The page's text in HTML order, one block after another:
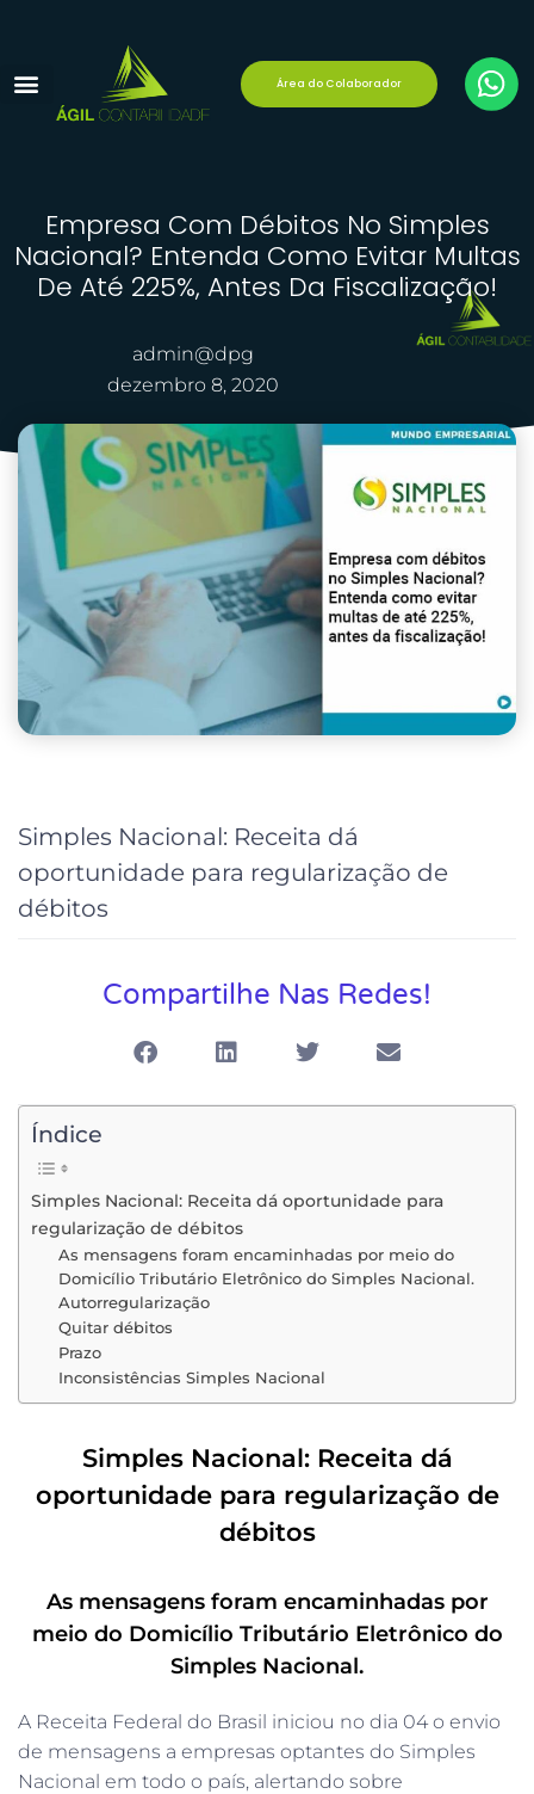
Área do Colaborador
Empresa Com Débitos No Simples
Nacional? Entenda Como Evitar Multas
De Até 225%, Antes Da Fiscalização!
admin@dpg
dezembro 8, 2020
Simples Nacional: Receita dá
oportunidade para regularização de
débitos
Compartilhe Nas Redes!
Índice
Simples Nacional: Receita dá oportunidade para
regularização de débitos
As mensagens foram encaminhadas por meio do
Domicílio Tributário Eletrônico do Simples Nacional.
Autorregularização
Quitar débitos
Prazo
Inconsistências Simples Nacional
Simples Nacional: Receita dá
oportunidade para regularização de
débitos
As mensagens foram encaminhadas por
meio do Domicílio Tributário Eletrônico do
Simples Nacional.
A Receita Federal do Brasil iniciou no dia 04 o envio
de mensagens a empresas optantes do Simples
Nacional em todo o país, alertando sobre